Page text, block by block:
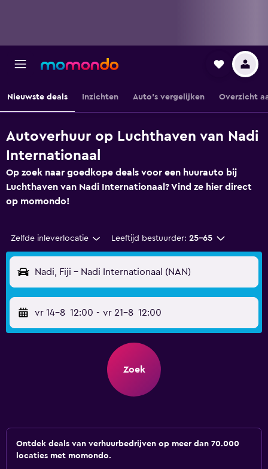
Nieuwste deals Inzichten Auto's vergelijken Overzicht
Autoverhuur op Luchthaven van Nadi
Internationaal
Op zoek naar goedkope deals voor een huurauto bij
Luchthaven van Nadi Internationaal? Vind ze hier direct
op momondo!
Zelfde inleverlocatie Leeftijd bestuurder: 25-65
Nadi, Fiji - Nadi Internationaal (NAN)
vr 14-8 12:00 - vr 21-8 12:00
Zoek
Ontdek deals van verhuurbedrijven op meer dan 70.000
locaties met momondo.